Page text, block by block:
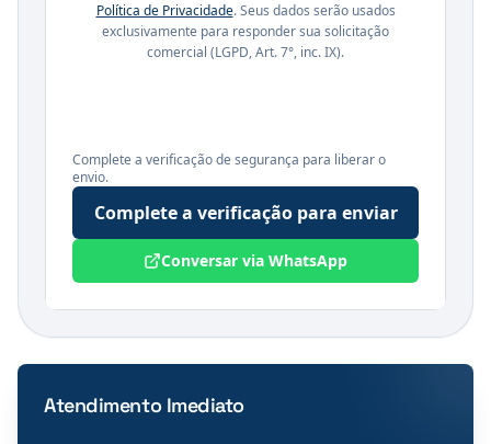
Política de Privacidade. Seus dados serão usados
exclusivamente para responder sua solicitação
comercial (LGPD, Art. 7°, inc. IX).
Complete a verificação de segurança para liberar o
envio.
Complete a verificação para enviar
Conversar via WhatsApp
Atendimento Imediato